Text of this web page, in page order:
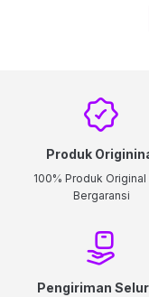
Produk
100% Produk Original
Bergaransi
Pengiriman